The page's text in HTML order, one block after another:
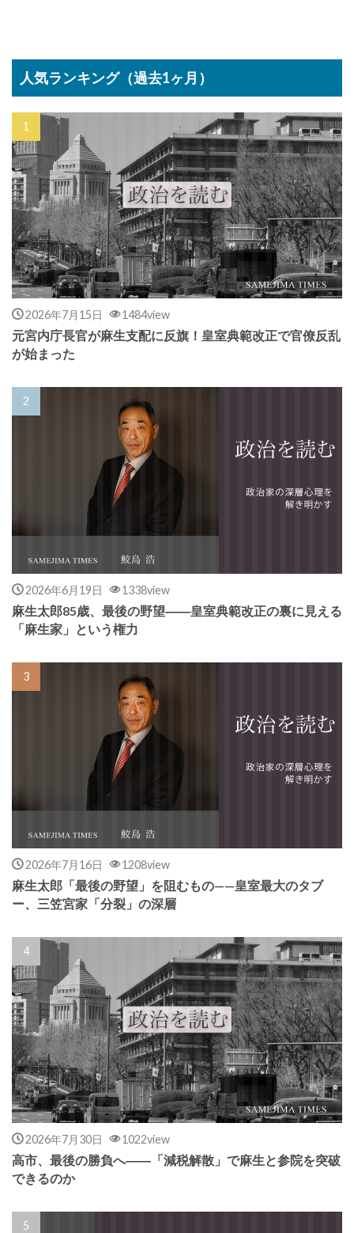
人気ランキング（過去1ヶ月）
2026年7月15日 1484view
元宮内庁長官が麻生支配に反旗！皇室典範改正で官僚反乱
が始まった
2026年6月19日 1338view
麻生太郎85歳、最後の野望――皇室典範改正の裏に見える
「麻生家」という権力
2026年7月16日 1208view
麻生太郎「最後の野望」を阻むもの——皇室最大のタブ
ー、三笠宮家「分裂」の深層
2026年7月30日 1022view
高市、最後の勝負へ――「減税解散」で麻生と参院を突破
できるのか